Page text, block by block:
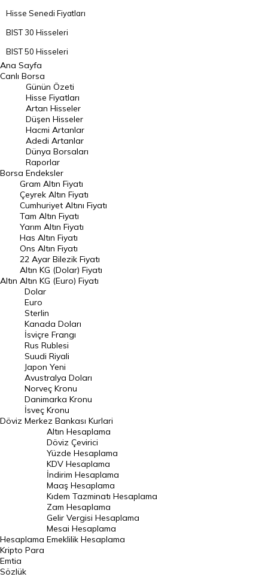
Hisse Senedi Fiyatları
BIST 30 Hisseleri
BIST 50 Hisseleri
BIST 100 Hisseleri
En Çok Artan Hisseler
En Çok Düşen Hisseler
Hacmi Artanlar
Geçmiş Kapanışlar
Dünya Borsaları
Raporlar
Endeksler
DÖVİZ
Döviz Kuru
Dolar Kuru
Euro Kuru
Pound Kuru
Frank Kuru
Riyal Kuru
Avustralya Doları
Danimarka Kronu Kuru
Kanada Doları Kuru
Norveç Kronu Kuru
İsveç Kronu Kuru
Japon Yeni Kuru
Serbest Piyasa Döviz Kurları
Merkez Bankası Döviz Kurları
Altın Fiyatları
Gram Altın Fiyatı
Ana Sayfa
Canlı Borsa
Borsa
Günün Özeti
Hisse Fiyatları
Artan Hisseler
Düşen Hisseler
Hacmi Artanlar
Adedi Artanlar
Dünya Borsaları
Raporlar
Endeksler
Altın
Gram Altın Fiyatı
Çeyrek Altın Fiyatı
Cumhuriyet Altını Fiyatı
Tam Altın Fiyatı
Yarım Altın Fiyatı
Has Altın Fiyatı
Ons Altın Fiyatı
22 Ayar Bilezik Fiyatı
Altın KG (Dolar) Fiyatı
Altın KG (Euro) Fiyatı
Döviz
Dolar
Euro
Sterlin
Kanada Doları
İsviçre Frangı
Rus Rublesi
Suudi Riyali
Japon Yeni
Avustralya Doları
Norveç Kronu
Danimarka Kronu
İsveç Kronu
Merkez Bankası Kurlari
Hesaplama
Altın Hesaplama
Döviz Çevirici
Yüzde Hesaplama
KDV Hesaplama
İndirim Hesaplama
Maaş Hesaplama
Kıdem Tazminatı Hesaplama
Zam Hesaplama
Gelir Vergisi Hesaplama
Mesai Hesaplama
Emeklilik Hesaplama
Kripto Para
Emtia
Sözlük